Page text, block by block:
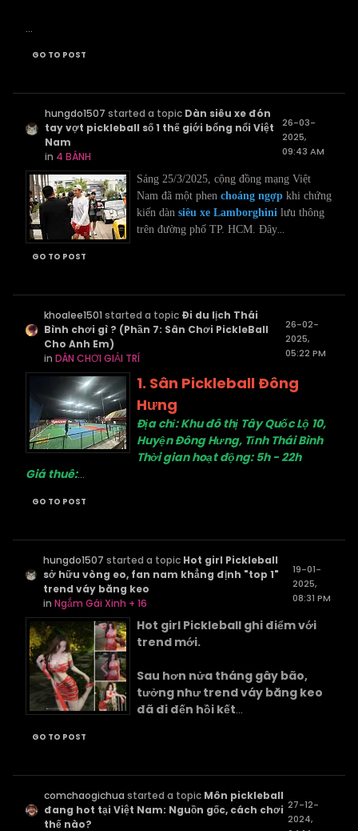
...
GO TO POST
hungdo1507 started a topic Dàn siêu xe đón
tay vợt pickleball số 1 thế giới bổng nổi Việt
Nam
in 4 BÁNH
26-03-
2025,
09:43 AM
Sáng 25/3/2025, cộng đồng mạng Việt
Nam đã một phen choáng ngợp khi chứng
kiến dàn siêu xe Lamborghini lưu thông
trên đường phố TP. HCM. Đây...
GO TO POST
khoalee1501 started a topic Đi du lịch Thái
Bình chơi gì ? (Phần 7: Sân Chơi PickleBall
Cho Anh Em)
inDÂN CHƠI GIẢI TRÍ
26-02-
2025,
05:22 PM
1. Sân Pickleball Đông
Hưng
Địa chỉ: Khu đô thị Tây Quốc Lộ 10,
Huyện Đông Hưng, Tỉnh Thái Bình
Thời gian hoạt động: 5h - 22h
Giá thuê:...
GO TO POST
hungdo1507 started a topic Hot girl Pickleball
sở hữu vòng eo, fan nam khẳng định "top 1"
trend váy băng keo
in Ngắm Gái Xinh + 16
19-01-
2025,
08:31 PM
Hot girl Pickleball ghi điểm với
trend mới.
Sau hơn nửa tháng gây bão,
tưởng như trend váy băng keo
đã đi đến hồi kết...
GO TO POST
comchaogichua started a topic Môn pickleball
đang hot tại Việt Nam: Nguồn gốc, cách chơi
thế nào?
27-12-
2024,